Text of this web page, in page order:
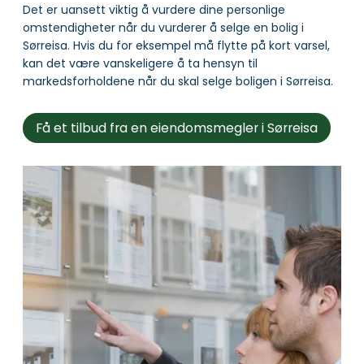
Det er uansett viktig å vurdere dine personlige
omstendigheter når du vurderer å selge en bolig i
Sørreisa. Hvis du for eksempel må flytte på kort varsel,
kan det være vanskeligere å ta hensyn til
markedsforholdene når du skal selge boligen i Sørreisa.
Få et tilbud fra en eiendomsmegler i Sørreisa